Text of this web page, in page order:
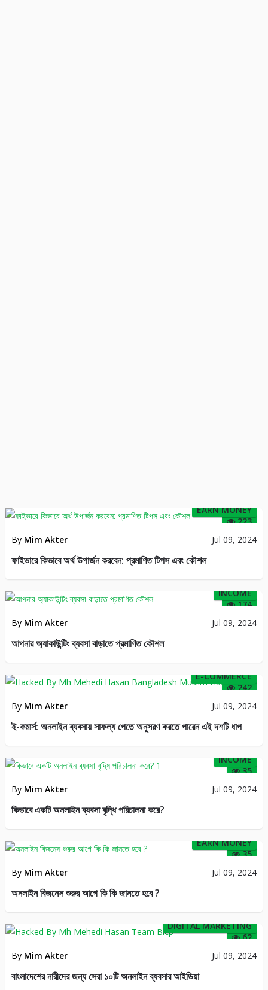
223
EARN MONEY
By Mim Akter Jul 09, 2024
ফাইভারে কিভাবে অর্থ উপার্জন করবেন: প্রমাণিত টিপস এবং কৌশল
174
INCOME
By Mim Akter Jul 09, 2024
আপনার অ্যাকাউন্টিং ব্যবসা বাড়াতে প্রমাণিত কৌশল
242
E-COMMERCE
By Mim Akter Jul 09, 2024
ই-কমার্স: অনলাইন ব্যবসায় সাফল্য পেতে অনুসরণ করতে পারেন এই দশটি ধাপ
35
INCOME
By Mim Akter Jul 09, 2024
কিভাবে একটি অনলাইন ব্যবসা বৃদ্ধি পরিচালনা করে?
35
EARN MONEY
By Mim Akter Jul 09, 2024
অনলাইন বিজনেস শুরুর আগে কি কি জানতে হবে ?
62
DIGITAL MARKETING
By Mim Akter Jul 09, 2024
বাংলাদেশের নারীদের জন্য সেরা ১০টি অনলাইন ব্যবসার আইডিয়া